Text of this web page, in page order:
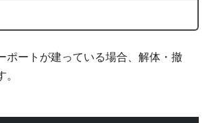
ポートが建っている場合、解体・撤